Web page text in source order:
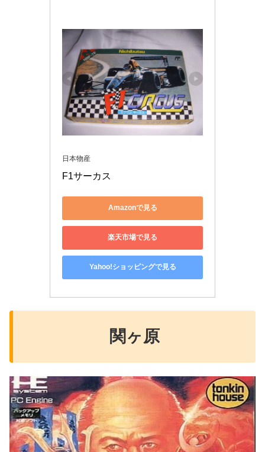
日本物産
F1サーカス
Amazonで見る
楽天市場で見る
Yahoo!ショッピングで見る
関ヶ原